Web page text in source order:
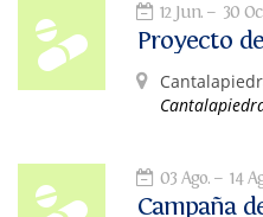
12 Jun. 30
03 Ago. 14